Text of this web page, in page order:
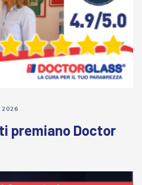
premiano Doctor
2026